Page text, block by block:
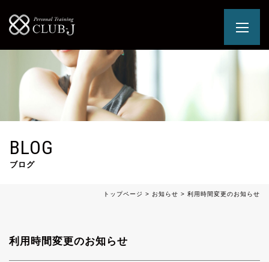
BLOG
ブログ
トップページ > お知らせ > 利用時間変更のお知らせ
利用時間変更のお知らせ